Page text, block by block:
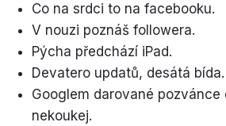
Co na srdci to na facebooku.
V nouzi poznáš followera.
Pýcha předchází iPad.
Devatero updatů, desátá bída.
Googlem darované pozvánce
nekoukej.